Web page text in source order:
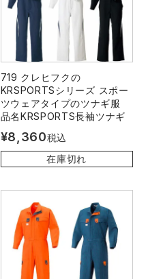
719 クレヒフクの
KRSPORTSシリーズ スポー
ツウェアタイプのツナギ服
品名KRSPORTS長袖ツナギ
¥8,360税込
在庫切れ